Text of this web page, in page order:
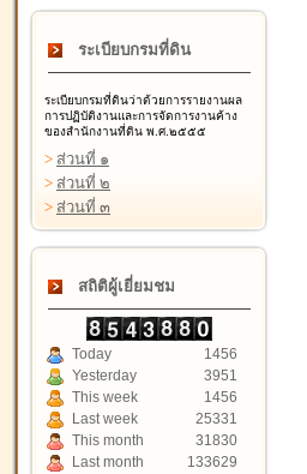
ระเบียบกรมที่ดิน
ระเบียบกรมที่ดินว่าด้วยการรายงานผล
การปฏิบัติงานและการจัดการงานค้าง
ของสำนักงานที่ดิน พ.ศ.๒๕๕๕
> ส่วนที่ ๑
> ส่วนที่ ๒
> ส่วนที่ ๓
สถิติผู้เยี่ยมชม
Today
1456
Yesterday
3951
This week
1456
Last week
25331
This month
31830
Last month
133629